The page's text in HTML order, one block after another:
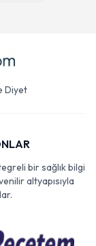
Diyet
bir sağlık bilgi
altyapısıyla